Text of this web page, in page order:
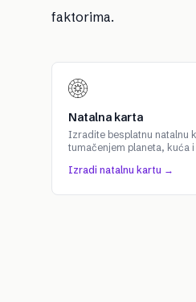
faktorima.
Natalna karta
Izradite besplatnu natalnu
tumačenjem planeta, kuća
Izradi natalnu kartu →